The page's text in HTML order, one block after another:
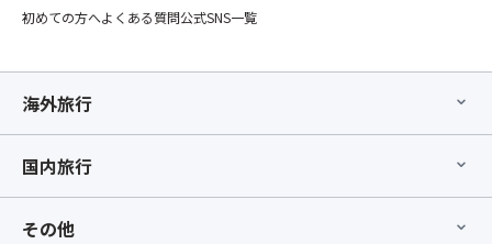
初めての方へよくある質問公式SNS一覧
海外旅行
国内旅行
その他